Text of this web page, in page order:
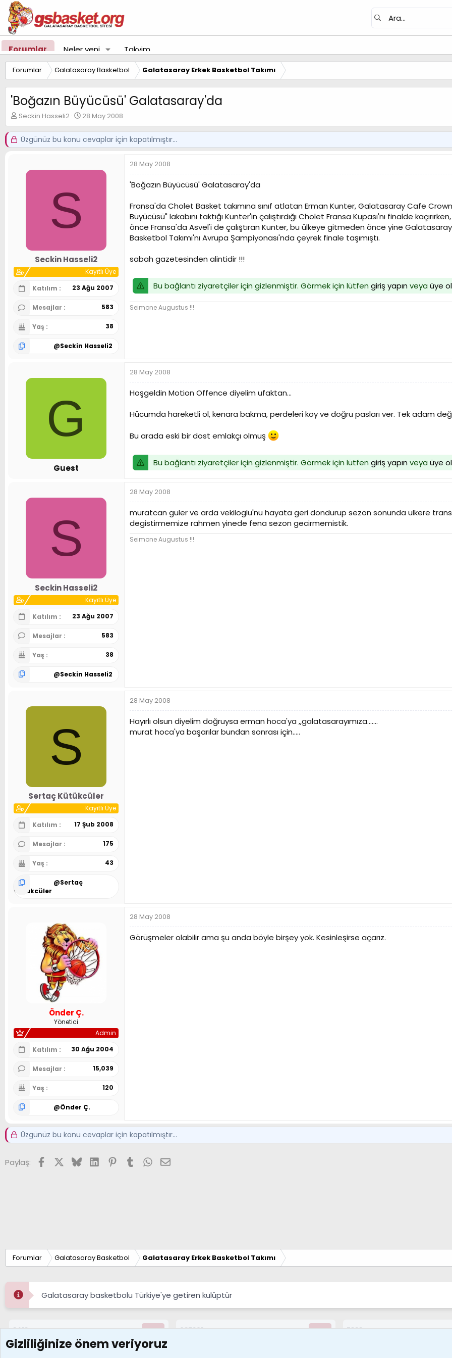
Forumlar Neler yeni Takvim
Forumlar Galatasaray Basketbol Galatasaray Erkek Basketbol Takımı
'Boğazın Büyücüsü' Galatasaray'da
K
o
n
u
Seckin Hasseli2
B
a
ş
l
g
28 May 2008
Üzgünüz bu konu cevaplar için kapatılmıştır...
S
Seckin Hasseli2
Kayıtlı Üye
Katılım
23 Ağu 2007
Mesajlar 583
Yaş 38
@Seckin Hasseli2
28 May 2008
'Boğazın Büyücüsü' Galatasaray'da
Fransa'da Cholet Basket takımına sınıf atlatan Erman Kunter, Galatasaray Cafe Crown
Büyücüsü" lakabını taktığı Kunter'in çalıştırdığı Cholet Fransa Kupası'nı finalde
önce Fransa'da Asvel'i de çalıştıran Kunter, bu ülkeye gitmeden önce yine
Basketbol Takımı'nı Avrupa Şampiyonası'nda çeyrek finale taşımıştı.
sabah gazetesinden alintidir !!!
Bu bağlantı ziyaretçiler için gizlenmiştir. Görmek için lütfen giriş yapınveya üye
Seimone Augustus !!!
G
Guest
28 May 2008
Hoşgeldin Motion Offence diyelim ufaktan...
Hücumda hareketli ol, kenara bakma, perdeleri koy ve doğru pasları ver. Tek adam
Bu arada eski bir dost emlakçı olmuş
Bu bağlantı ziyaretçiler için gizlenmiştir. Görmek için lütfen giriş yapınveya üye
S
Seckin Hasseli2
Kayıtlı Üye
Katılım
23 Ağu 2007
Mesajlar 583
Yaş 38
@Seckin Hasseli2
28 May 2008
muratcan guler ve arda vekiloglu'nu hayata geri dondurup sezon sonunda ulkere
degistirmemize rahmen yinede fena sezon gecirmemistik.
Seimone Augustus !!!
S
Sertaç Kütükcüler
Kayıtlı Üye
Katılım
17 Şub 2008
Mesajlar 175
Yaş 43
@Sertaç
Kütükcüler
28 May 2008
Hayırlı olsun diyelim doğruysa erman hoca'ya ,,galatasarayımıza.......
murat hoca'ya başarılar bundan sonrası için.....
Önder Ç.
Yönetici
Admin
Katılım
30 Ağu 2004
Mesajlar 15,039
Yaş 120
@Önder Ç.
28 May 2008
Görüşmeler olabilir ama şu anda böyle birşey yok. Kesinleşirse açarız.
Üzgünüz bu konu cevaplar için kapatılmıştır...
Paylaş: FacebookX (Twitter)
BlueskyLinkedInPinterest
Tumblr WhatsApp
E-posta
Forumlar Galatasaray Basketbol Galatasaray Erkek Basketbol Takımı
Galatasaray basketbolu Türkiye'ye getiren kulüptür
8413
Konular
687261
7388
Gizliliğinize önem veriyoruz